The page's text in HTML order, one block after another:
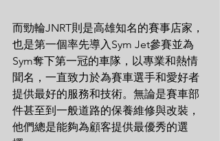
而勁輪JNRT則是高雄知名的賽事店家，
也是第一個率先導入Sym Jet參賽並為
Sym奪下第一冠的車隊，以專業和熱情
聞名，一直致力於為賽車選手和愛好者
提供最好的服務和技術。無論是賽車部
件甚至到一般道路的保養維修與改裝，
他們總是能夠為顧客提供最優秀的選